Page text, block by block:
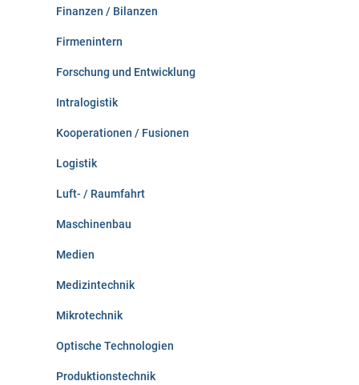
Finanzen / Bilanzen
Firmenintern
Forschung und Entwicklung
Intralogistik
Kooperationen / Fusionen
Logistik
Luft- / Raumfahrt
Maschinenbau
Medien
Medizintechnik
Mikrotechnik
Optische Technologien
Produktionstechnik